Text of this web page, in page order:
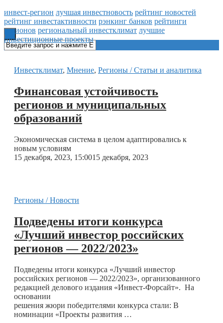
инвест-регион лучшая инвестновость рейтинг новостей
рейтинг инвестактивности рэнкинг банков рейтинги
регионов региональный инвестклимат лучшие
инвестиционные проекты
Инвестклимат, Мнение, Регионы / Статьи и аналитика
Финансовая устойчивость
регионов и муниципальных
образований
Экономическая система в целом адаптировались к
новым условиям
15 декабря, 2023, 15:0015 декабря, 2023
Регионы / Новости
Подведены итоги конкурса
«Лучший инвестор российских
регионов — 2022/2023»
Подведены итоги конкурса «Лучший инвестор
российских регионов — 2022/2023», организованного
редакцией делового издания «Инвест-Форсайт». На
основании
решения жюри победителями конкурса стали: В
номинации «Проекты развития …